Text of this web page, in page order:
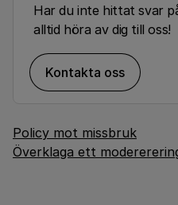
Har du inte hittat svar
alltid höra av dig till oss!
Kontakta oss
Policy mot missbruk
Överklaga ett